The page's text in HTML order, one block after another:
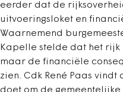
eerder dat de
uitvoeringsloket en
Waarnemend
Kapelle stelde dat het
maar de financiële
zien. Cdk René Paas